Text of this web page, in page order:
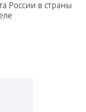
России в страны